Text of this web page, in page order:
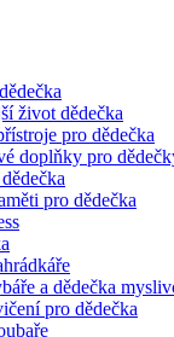
život dědečka
pro dědečka
doplňky pro
pro dědečka
a dědečka
pro dědečka